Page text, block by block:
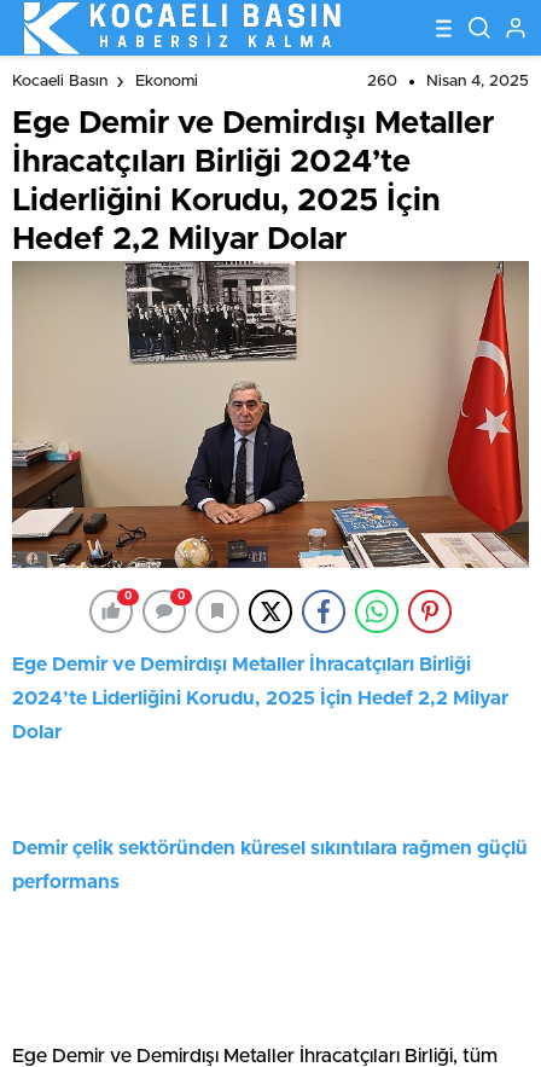
Dolar
Kocaeli Basın Ekonomi 260 Nisan 4, 2025
Ege Demir ve Demirdışı Metaller
İhracatçıları Birliği 2024’te
Liderliğini Korudu, 2025 İçin
Hedef 2,2 Milyar Dolar
0 0
Ege Demir ve Demirdışı Metaller İhracatçıları Birliği
2024’te Liderliğini Korudu, 2025 İçin Hedef 2,2 Milyar
Dolar
Demir çelik sektöründen küresel sıkıntılara rağmen güçlü
performans
Ege Demir ve Demirdışı Metaller İhracatçıları Birliği, tüm